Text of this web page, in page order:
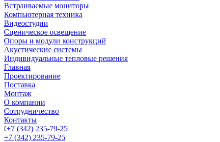
Встраиваемые мониторы
Компьютерная техника
Видеостудии
Cценическое освещение
Опоры и модули конструкций
Акустические системы
Индивидуальные тепловые решения
Главная
Проектирование
Поставка
Монтаж
О компании
Сотрудничество
Контакты
+7 (342) 235-79-25
+7 (342) 235-79-25